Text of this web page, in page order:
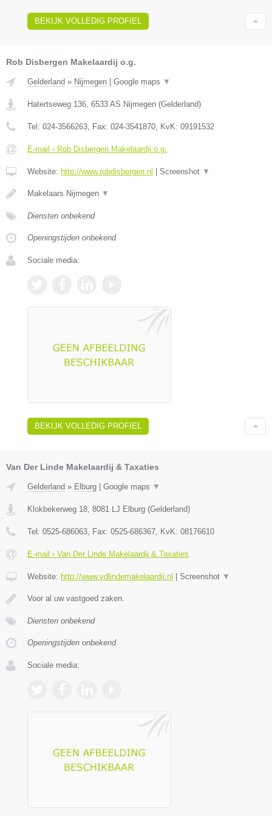
BEKIJK VOLLEDIG PROFIEL
Rob Disbergen Makelaardij o.g.
Gelderland » Nijmegen Google maps ▼
Hatertseweg 136, 6533 AS Nijmegen (Gelderland)
Tel: 024-3566263, Fax: 024-3541870, KvK: 09191532
E-mail › Rob Disbergen Makelaardij o.g.
Website: http://www.robdisbergen.nl Screenshot ▼
Makelaars Nijmegen ▼
Diensten onbekend
Openingstijden onbekend
Sociale media:
BEKIJK VOLLEDIG PROFIEL
Van Der Linde Makelaardij & Taxaties
Gelderland » Elburg Google maps ▼
Klokbekerweg 18 8081 LJ Elburg (Gelderland)
Tel: 0525-686063 , Fax: 0525-686367 , KvK: 08176610
E-mail › Van Der Linde Makelaardij & Taxaties
Website: http://www.vdlindemakelaardij.nl Screenshot ▼
Voor al uw vastgoed zaken.
Diensten onbekend
Openingstijden onbekend
Sociale media: